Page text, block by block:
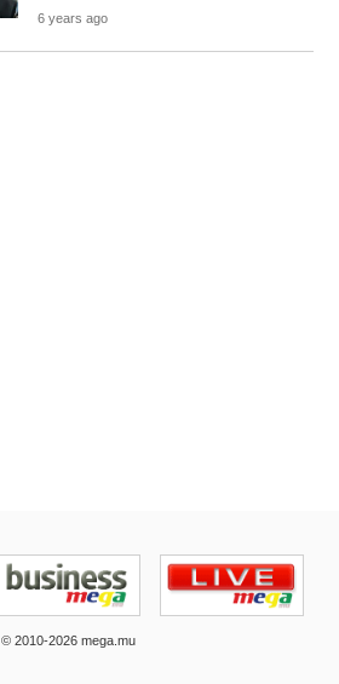
6 years ago
© 2010-2026 mega.mu